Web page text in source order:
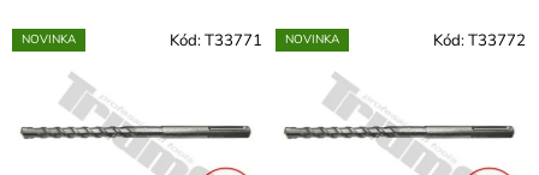
NOVINKA Kód:T33771 NOVINKA Kód:T33772